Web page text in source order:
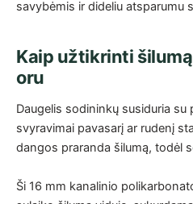
savybėmis ir dideliu atsparumu
Kaip užtikrinti
oru
Daugelis sodininkų susiduria
svyravimai pavasarį ar rudenį
dangos praranda šilumą, todėl
Ši 16 mm kanalinio